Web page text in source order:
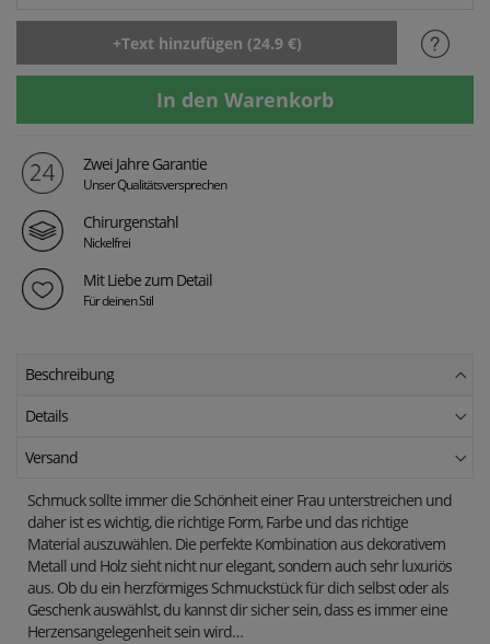
Zwei Jahre Garantie
Unser Qualitätsversprechen
Chirurgenstahl
Nickelfrei
Mit Liebe zum Detail
Für deinen Stil
Beschreibung
Details
Versand
Schmuck sollte immer die Schönheit einer Frau unterstreichen und
daher ist es wichtig, die richtige Form, Farbe und das richtige
Material auszuwählen. Die perfekte Kombination aus dekorativem
Metall und Holz sieht nicht nur elegant, sondern auch sehr luxuriös
aus. Ob du ein herzförmiges Schmuckstück für dich selbst oder als
Geschenk auswählst, du kannst dir sicher sein, dass es immer eine
Herzensangelegenheit sein wird…